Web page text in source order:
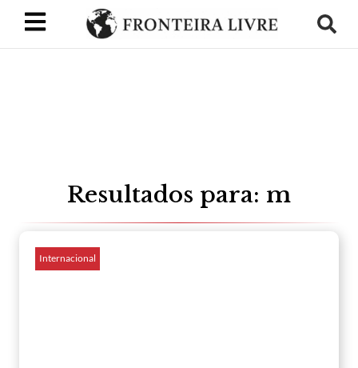
Resultados para: m
Internacional